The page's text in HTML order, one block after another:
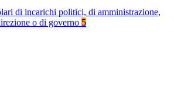
di incarichi politici, di amministrazione,
o di governo 5